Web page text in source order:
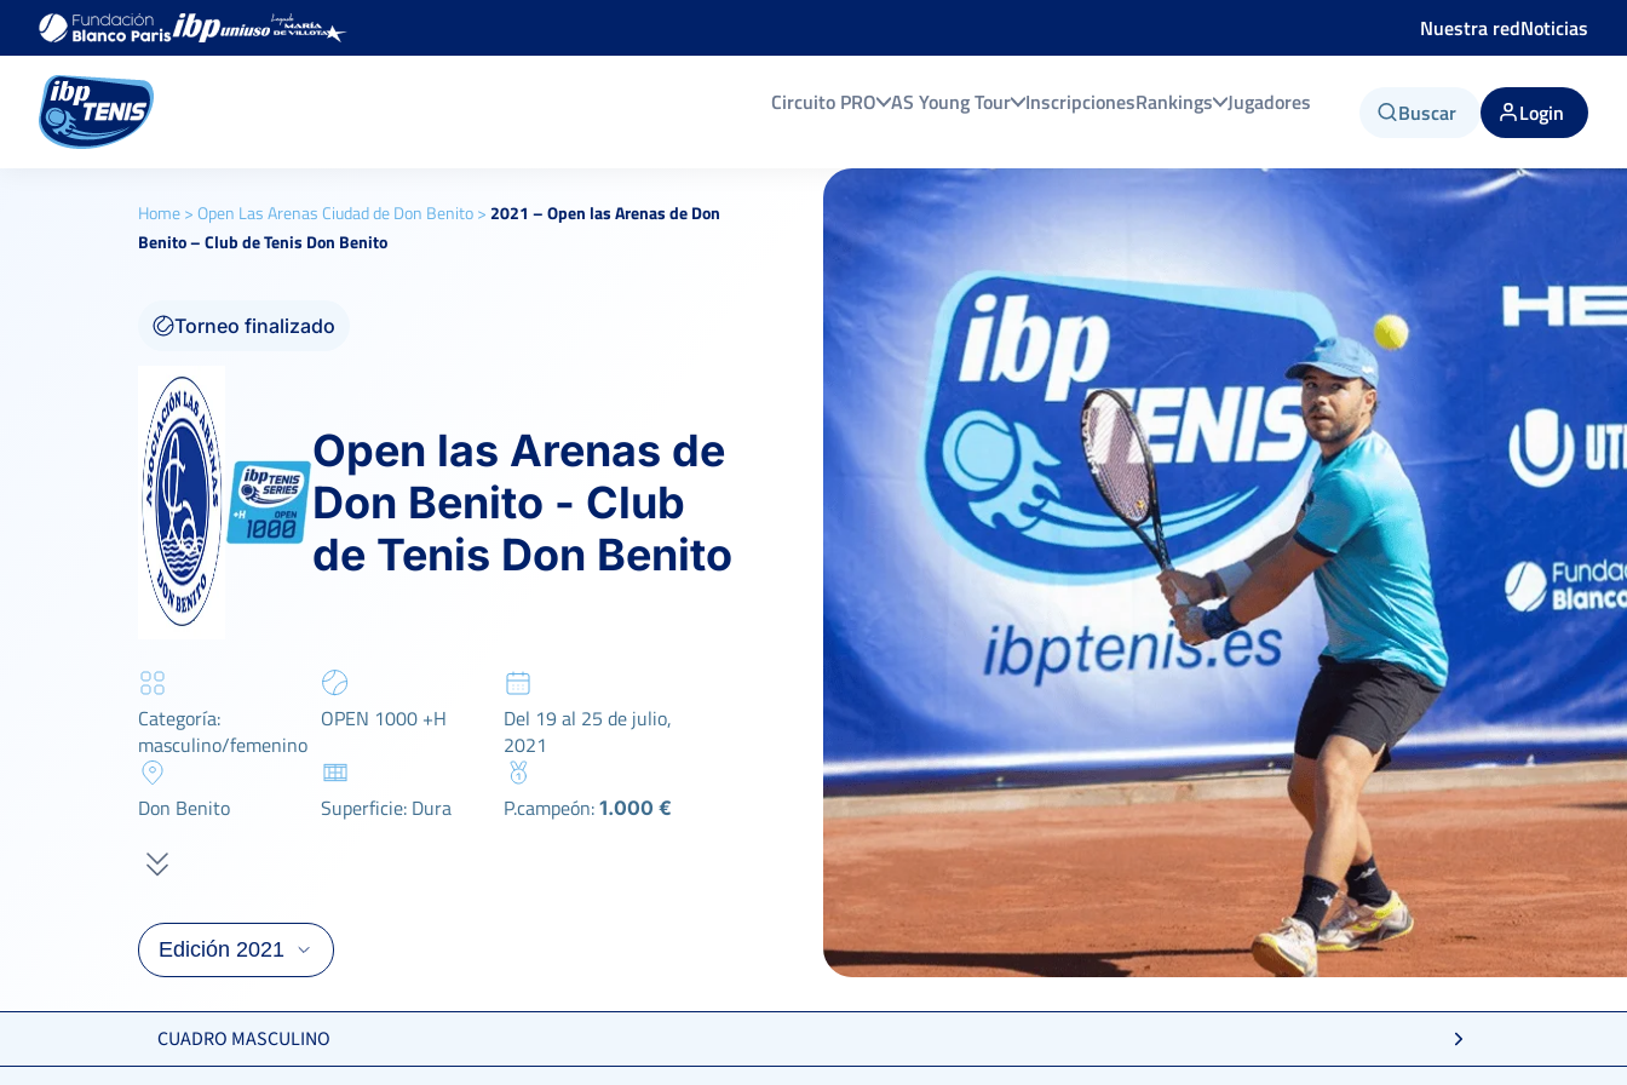
Nuestra redNoticias
Circuito PRO AS Young Tour InscripcionesRankings Jugadores Buscar Login
Home>Open Las Arenas Ciudad de Don Benito>2021 – Open las Arenas de Don
Benito – Club de Tenis Don Benito
Torneo finalizado
Open las Arenas de
Don Benito - Club
de Tenis Don Benito
Categoría:
masculino/femenino
OPEN 1000 +H
Del 19 al 25 de julio,
2021
Don Benito Superficie: Dura P.campeón: 1.000 €
CUADRO MASCULINO